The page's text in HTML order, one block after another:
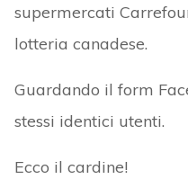
supermercati
lotteria canadese.
Guardando il form
stessi identici utenti.
Ecco il cardine!